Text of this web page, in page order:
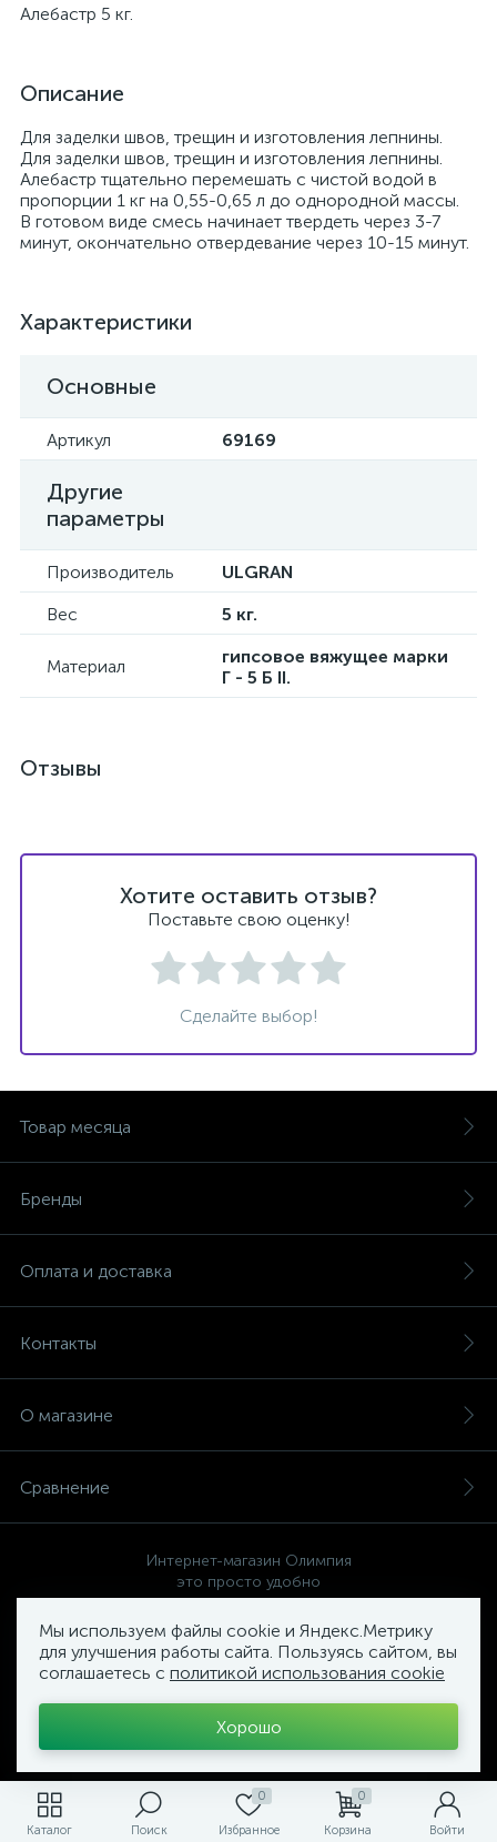
Каталог Поиск
0
Избранное
0
Корзина Войти
Алебастр 5 кг.
Описание
Для заделки швов, трещин и изготовления лепнины.
Для заделки швов, трещин и изготовления лепнины.
Алебастр тщательно перемешать с чистой водой в
пропорции 1 кг на 0,55-0,65 л до однородной массы.
В готовом виде смесь начинает твердеть через 3-7
минут, окончательно отвердевание через 10-15 минут.
Характеристики
Основные
Артикул 69169
Другие
параметры
Производитель
ULGRAN
Вес
5 кг.
Материал
гипсовое вяжущее марки
Г - 5 Б II.
Отзывы
Хотите оставить отзыв?
Поставьте свою оценку!
Сделайте выбор!
Мы используем файлы cookie и Яндекс.Метрику
для улучшения работы сайта. Пользуясь сайтом, вы
соглашаетесь с политикой использования cookie
Хорошо
Товар месяца
Бренды
Оплата и доставка
Контакты
О магазине
Сравнение
Интернет-магазин Олимпия
это просто удобно
Политика компании в отношении обработки персональных
данных
Торговый Комплекс